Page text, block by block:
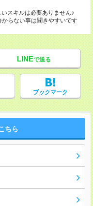
スキルは必要ありません♪
らない事は聞きやすいです
LINEで送る
ブックマーク
ちら